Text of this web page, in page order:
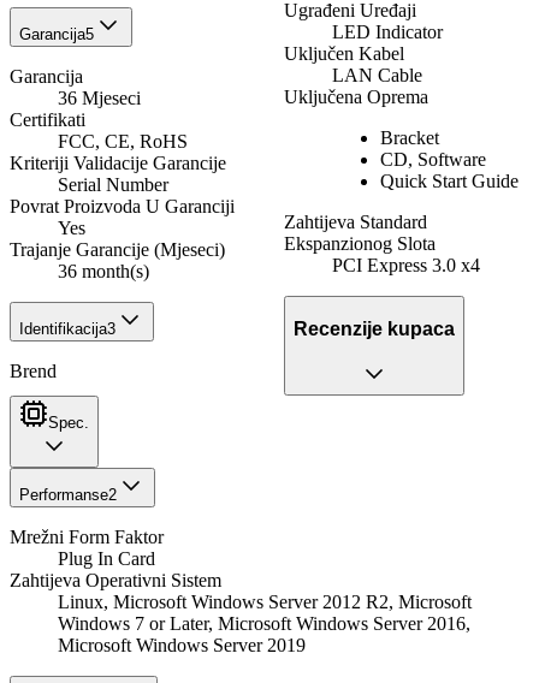
Garancija5
Garancija
36 Mjeseci
Certifikati
FCC, CE, RoHS
Kriteriji Validacije Garancije
Serial Number
Povrat Proizvoda U Garanciji
Yes
Trajanje Garancije (Mjeseci)
36 month(s)
Identifikacija3
Brend
Ugrađeni Uređaji
LED Indicator
Uključen Kabel
LAN Cable
Uključena Oprema
Bracket
CD, Software
Quick Start Guide
Zahtijeva Standard
Ekspanzionog Slota
PCI Express 3.0 x4
Recenzije kupaca
Spec.
Performanse2
Mrežni Form Faktor
Plug In Card
Zahtijeva Operativni Sistem
Linux, Microsoft Windows Server 2012 R2, Microsoft
Windows 7 or Later, Microsoft Windows Server 2016,
Microsoft Windows Server 2019